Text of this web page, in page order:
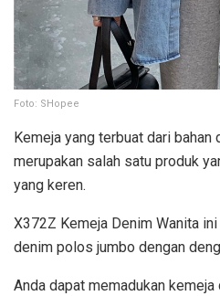
Foto: SHopee
Kemeja yang terbuat dari bahan
merupakan salah satu produk
yang keren.
X372Z Kemeja Denim Wanita
denim polos jumbo dengan
Anda dapat memadukan